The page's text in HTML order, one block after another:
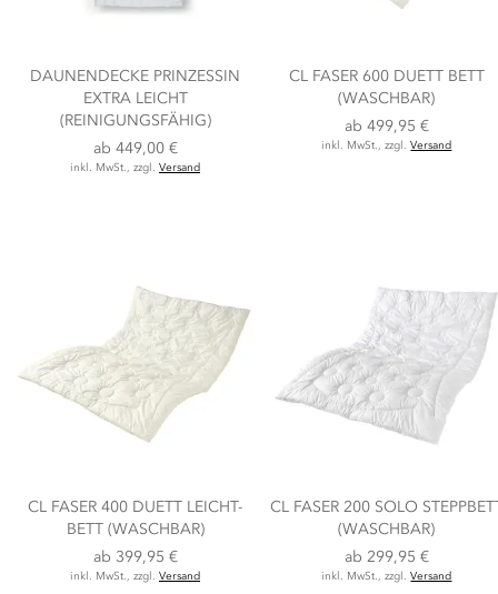
DAUNENDECKE PRINZESSIN
EXTRA LEICHT
(REINIGUNGSFÄHIG)
ab 449,00 €
inkl. MwSt., zzgl. Versand
CL FASER 600 DUETT BETT
(WASCHBAR)
ab 499,95 €
inkl. MwSt., zzgl.Versand
CL FASER 400 DUETT LEICHT-
BETT (WASCHBAR)
ab 399,95 €
inkl. MwSt., zzgl. Versand
CL FASER 200 SOLO
(WASCHBAR)
ab 299,95 €
inkl. MwSt., zzgl.Versand